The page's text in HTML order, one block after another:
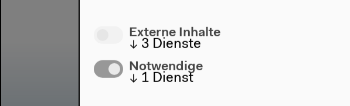
Externe Inhalte
↓ 3 Dienste
Notwendige
↓ 1 Dienst